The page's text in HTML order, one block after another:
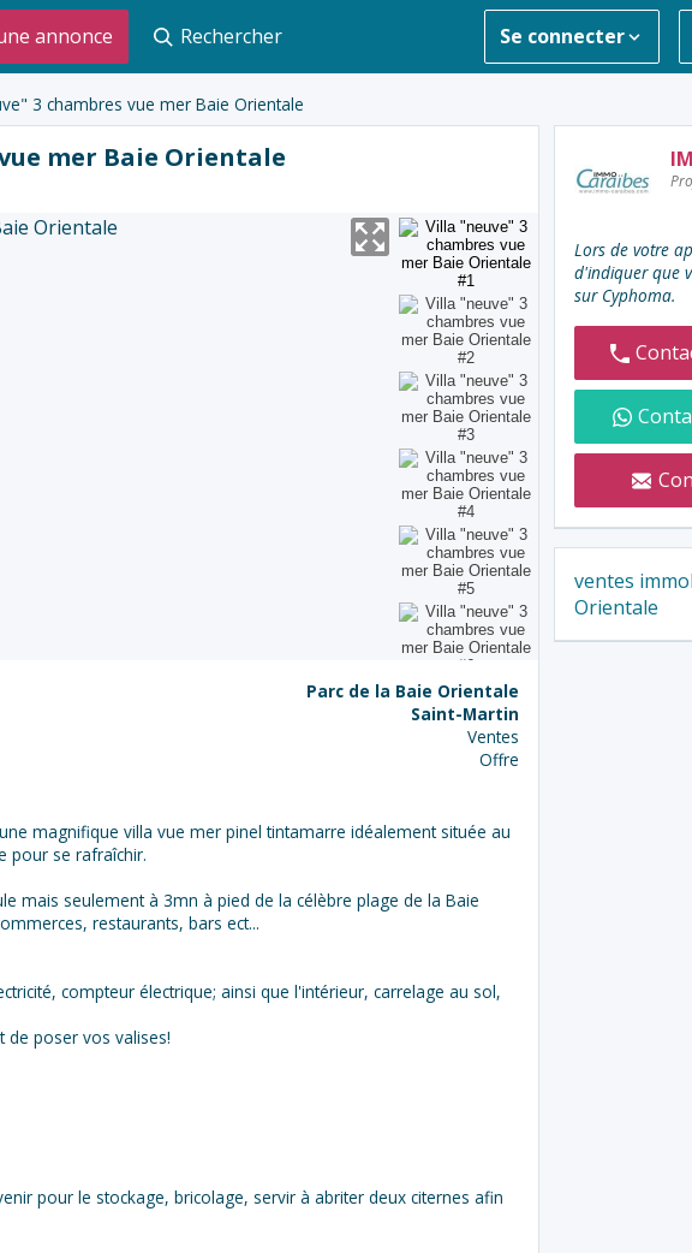
annonce Rechercher Se connecter
3 chambres vue mer Baie Orientale
mer Baie Orientale
Parc de la Baie Orientale
Saint-Martin
Ventes
Offre
magnifique villa vue mer pinel tintamarre idéalement située au
pour se rafraîchir.
mais seulement à 3mn à pied de la célèbre plage de la Baie
restaurants, bars ect...
compteur électrique; ainsi que l'intérieur, carrelage au sol,
de poser vos valises!
pour le stockage, bricolage, servir à abriter deux citernes afin
Contacter
Lors de votre
d'indiquer que
sur Cyphoma.
ventes
Orientale